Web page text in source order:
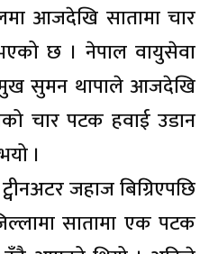
आजदेखि सातामा चार
छ । नेपाल वायुसेवा
सुमन थापाले आजदेखि
चार पटक हवाई उडान
।
जहाज बिग्रिएपछि
सातामा एक पटक